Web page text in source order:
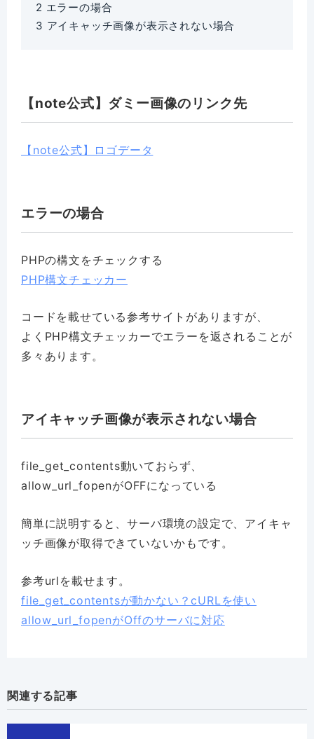
2 エラーの場合
3 アイキャッチ画像が表示されない場合
【note公式】ダミー画像のリンク先
【note公式】ロゴデータ
エラーの場合
PHPの構文をチェックする
PHP構文チェッカー
コードを載せている参考サイトがありますが、
よくPHP構文チェッカーでエラーを返されることが
多々あります。
アイキャッチ画像が表示されない場合
file_get_contents動いておらず、
allow_url_fopenがOFFになっている
簡単に説明すると、サーバ環境の設定で、アイキャ
ッチ画像が取得できていないかもです。
参考urlを載せます。
file_get_contentsが動かない？cURLを使い
allow_url_fopenがOffのサーバに対応
関連する記事